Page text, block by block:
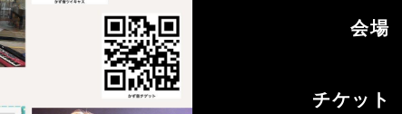
会場
チケット